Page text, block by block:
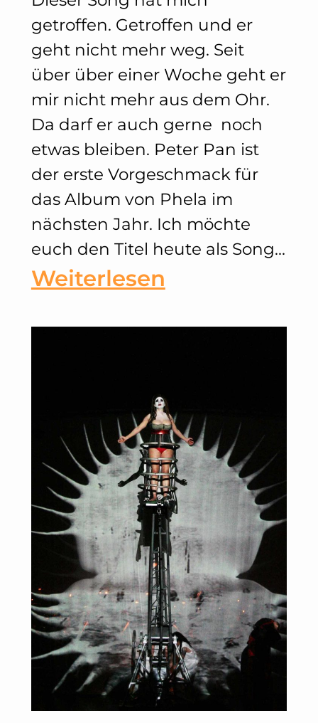
getroffen. Getroffen und er
geht nicht mehr weg. Seit
über über einer Woche geht er
mir nicht mehr aus dem Ohr.
Da darf er auch gerne noch
etwas bleiben. Peter Pan ist
der erste Vorgeschmack für
das Album von Phela im
nächsten Jahr. Ich möchte
euch den Titel heute als Song…
Weiterlesen
Pan
|
Eine
Single
die
Lust
auf
das
Album
macht